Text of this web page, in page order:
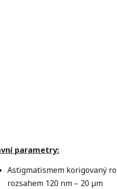
parametry:
Astigmatismem korigovaný
rozsahem 120 nm – 20 µm